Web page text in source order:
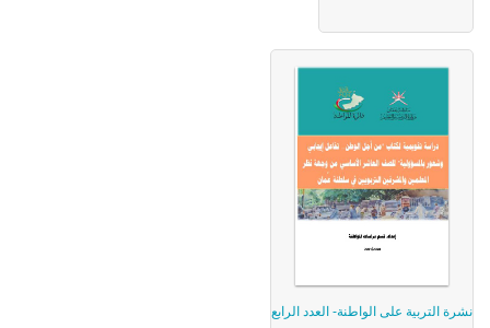
نشرة التربية على الواطنة- العدد الرابع